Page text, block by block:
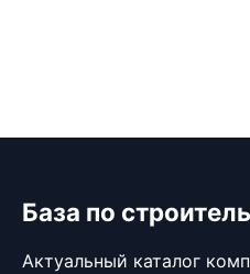
База по
Актуальный каталог